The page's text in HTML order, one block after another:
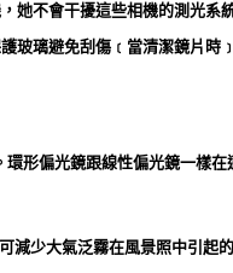
她不會干擾這些相機的測光系
玻璃避免刮傷﹝當清潔鏡片時
形偏光鏡跟線性偏光鏡一樣
減少大氣泛霧在風景照中引起